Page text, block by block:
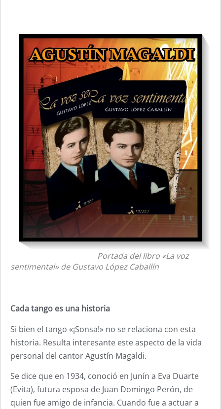
Portada del libro «La voz
sentimental» de Gustavo López Caballín
Cada tango es una historia
Si bien el tango «¡Sonsa!» no se relaciona con esta
historia. Resulta interesante este aspecto de la vida
personal del cantor Agustín Magaldi.
Se dice que en 1934, conoció en Junín a Eva Duarte
(Evita), futura esposa de Juan Domingo Perón, de
quien fue amigo de infancia. Cuando fue a actuar a